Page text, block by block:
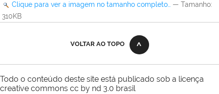
Clique para ver a imagem no tamanho completo… — Tamanho:
310KB
VOLTAR AO TOPO
Todo o conteúdo deste site está publicado sob a licença
creative commons cc by nd 3.0 brasil